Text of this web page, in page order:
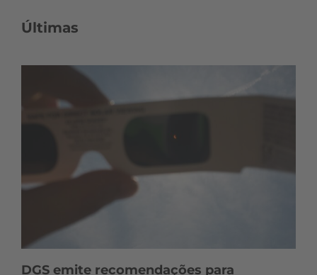
Últimas
DGS emite recomendações para